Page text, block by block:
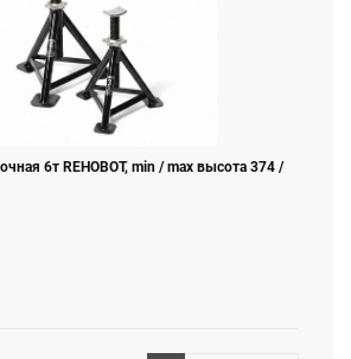
6т REHOBOT, min / max высота 374 /